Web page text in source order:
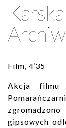
Film, 4’35
Akcja filmu
gipsowych